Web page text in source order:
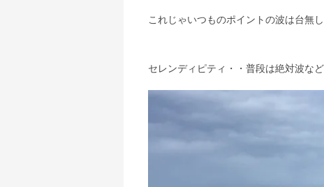
これじゃいつものポイントの波は台無
セレンディピティ・・普段は絶対波な